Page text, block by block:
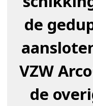
de
VZW
de